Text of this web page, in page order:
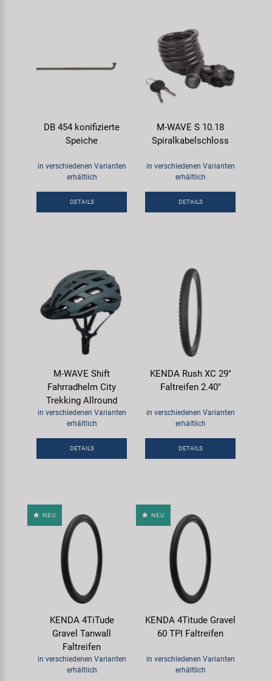
DB 454 konifizierte
Speiche
in verschiedenen Varianten
erhältlich
DETAILS
M-WAVE S 10.18
Spiralkabelschloss
in verschiedenen Varianten
erhältlich
DETAILS
M-WAVE Shift
Fahrradhelm City
Trekking Allround
in verschiedenen Varianten
erhältlich
DETAILS
KENDA Rush XC 29"
Faltreifen 2.40"
in verschiedenen Varianten
erhältlich
DETAILS
NEU
KENDA 4TiTude
Gravel Tanwall
Faltreifen
in verschiedenen Varianten
erhältlich
NEU
KENDA 4Titude Gravel
60 TPI Faltreifen
in verschiedenen Varianten
erhältlich